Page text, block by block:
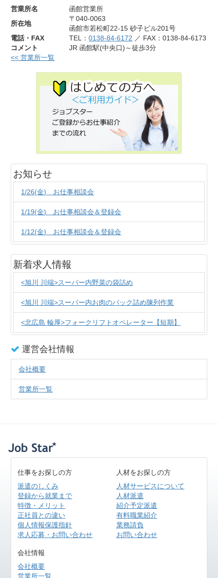
営業所名
函館営業所
所在地
〒040-0063
函館市若松町22-15 砂子ビル201号
電話・FAX
TEL：0138-84-6172 ／ FAX：0138-84-6173
コメント
JR 函館駅(中央口)～徒歩3分
<< 営業所一覧
お知らせ
1/26(金) お仕事相談会
1/19(金) お仕事相談会＆登録会
1/12(金) お仕事相談会＆登録会
新着求人情報
<旭川 川端>スーパー内野菜の袋詰め
<旭川 川端>スーパー内お肉のパック詰め陳列作業
<北広島 輪厚>フォークリフトオペレーター【短期】
運営会社情報
会社概要
営業所一覧
仕事をお探しの方
派遣のしくみ
登録から就業まで
特徴・メリット
正社員との違い
個人情報保護指針
求人応募・お問い合わせ
人材をお探しの方
人材サービスについて
人材派遣
紹介予定派遣
有料職業紹介
業務請負
お問い合わせ
会社情報
会社概要
営業所一覧